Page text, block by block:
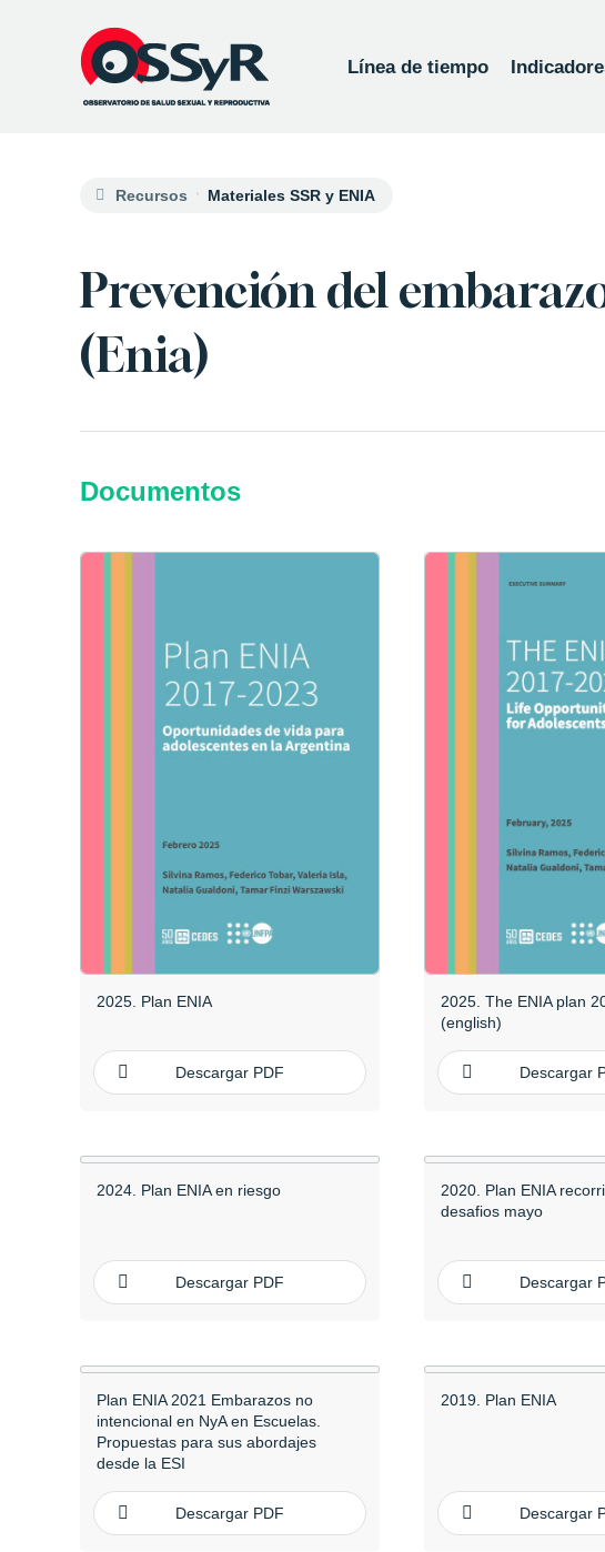
Línea de tiempo
Recursos Materiales SSR y ENIA
Prevención del
(Enia)
Documentos
2025. Plan ENIA
Descargar PDF
2025. The ENIA plan
(english)
Descargar
2024. Plan ENIA en riesgo
Descargar PDF
2020. Plan ENIA
desafios mayo
Descargar
Plan ENIA 2021 Embarazos no
intencional en NyA en Escuelas.
Propuestas para sus abordajes
desde la ESI
Descargar PDF
2019. Plan ENIA
Descargar